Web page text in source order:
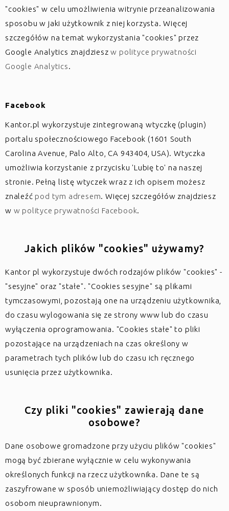
"cookies" w celu umożliwienia witrynie przeanalizowania
sposobu w jaki użytkownik z niej korzysta. Więcej
szczegółów na temat wykorzystania "cookies" przez
Google Analytics znajdzieszw polityce prywatności
Google Analytics.
Facebook
Kantor.pl wykorzystuje zintegrowaną wtyczkę (plugin)
portalu społecznościowego Facebook (1601 South
Carolina Avenue, Palo Alto, CA 943404, USA). Wtyczka
umożliwia korzystanie z przycisku 'Lubię to' na naszej
stronie. Pełną listę wtyczek wraz z ich opisem możesz
znaleźć pod tym adresem. Więcej szczegółów znajdziesz
w w polityce prywatności Facebook.
Jakich plików "cookies" używamy?
Kantor pl wykorzystuje dwóch rodzajów plików "cookies" -
"sesyjne" oraz "stałe". "Cookies sesyjne" są plikami
tymczasowymi, pozostają one na urządzeniu użytkownika,
do czasu wylogowania się ze strony www lub do czasu
wyłączenia oprogramowania. "Cookies stałe" to pliki
pozostające na urządzeniach na czas określony w
parametrach tych plików lub do czasu ich ręcznego
usunięcia przez użytkownika.
Czy pliki "cookies" zawierają dane
osobowe?
Dane osobowe gromadzone przy użyciu plików "cookies"
mogą być zbierane wyłącznie w celu wykonywania
określonych funkcji na rzecz użytkownika. Dane te są
zaszyfrowane w sposób uniemożliwiający dostęp do nich
osobom nieuprawnionym.